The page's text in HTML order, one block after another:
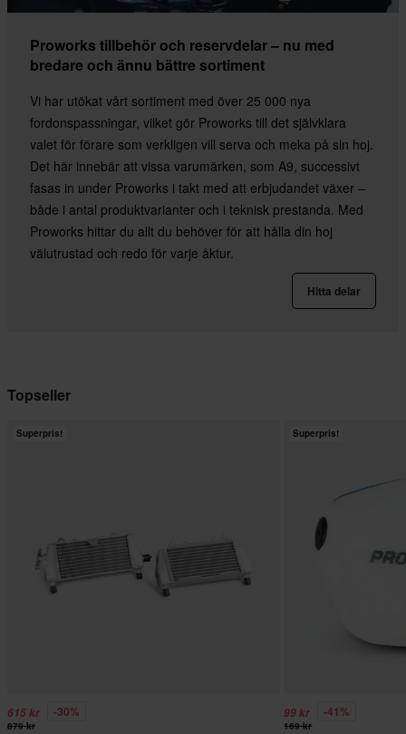
Proworks tillbehör och reservdelar – nu med
bredare och ännu bättre sortiment
Vi har utökat vårt sortiment med över 25 000 nya
fordonspassningar, vilket gör Proworks till det självklara
valet för förare som verkligen vill serva och meka på sin hoj.
Det här innebär att vissa varumärken, som A9, successivt
fasas in under Proworks i takt med att erbjudandet växer –
både i antal produktvarianter och i teknisk prestanda. Med
Proworks hittar du allt du behöver för att hålla din hoj
välutrustad och redo för varje åktur.
Hitta delar
Topseller
Superpris!
615 kr -30%
879 kr
Superpris!
99 kr -41%
169 kr